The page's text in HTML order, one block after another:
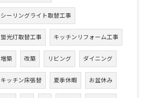
シーリングライト取替工事
蛍光灯取替工事 キッチンリフォーム工事
増築 改築 リビング ダイニング
キッチン床張替 夏季休暇 お盆休み